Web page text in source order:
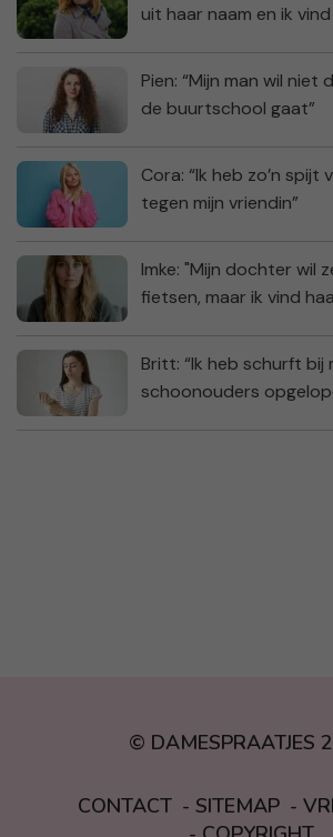
uit haar naam en ik
Pien: “Mijn man wil niet
de buurtschool gaat”
Cora: “Ik heb zo’n spijt
tegen mijn vriendin”
Imke: "Mijn dochter wil
fietsen, maar ik vind
Britt: “Ik heb schurft bij
schoonouders
© DAMESPRAATJES
CONTACT SITEMAP